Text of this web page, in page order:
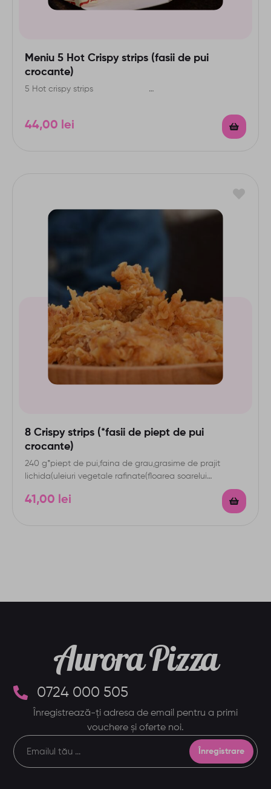
Meniu 5 Hot Crispy strips (fasii de pui
crocante)
5 Hot crispy strips …
44,00 lei
8 Crispy strips (*fasii de piept de pui
crocante)
240 g*piept de pui,faina de grau,grasime de prajit
lichida(uleiuri vegetale rafinate(floarea soarelui
,palmier),amestec de condimente,sare,paprika,aroma…
41,00 lei
Aurora Pizza
0724 000 505
Înregistrează-ți adresa de email pentru a primi
vouchere și oferte noi.
Înregistrare